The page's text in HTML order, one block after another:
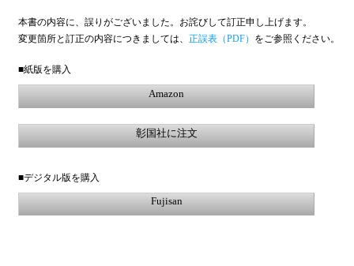
本書の内容に、誤りがございました。お詫びして訂正申し上げます。
変更箇所と訂正の内容につきましては、正誤表（PDF） をご参照ください。
■紙版を購入
Amazon
彰国社に注文
■デジタル版を購入
Fujisan